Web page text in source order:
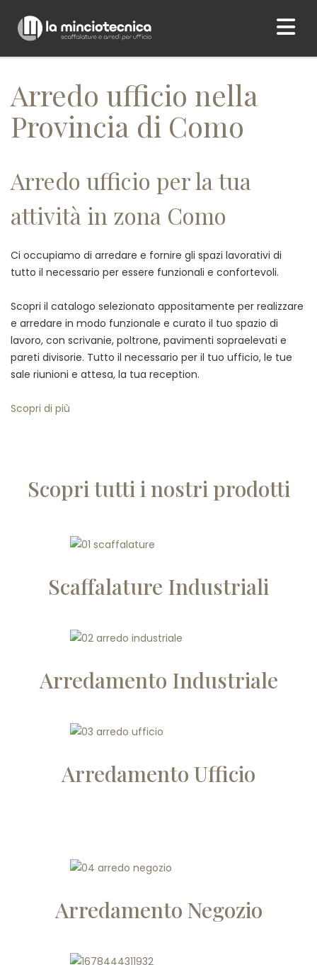
Home/ Arredo ufficio nella Provincia di Como
Arredo ufficio nella
Provincia di Como
Arredo ufficio per la tua
attività in zona Como
Ci occupiamo di arredare e fornire gli spazi lavorativi di
tutto il necessario per essere funzionali e confortevoli.
Scopri il catalogo selezionato appositamente per realizzare
e arredare in modo funzionale e curato il tuo spazio di
lavoro, con scrivanie, poltrone, pavimenti sopraelevati e
pareti divisorie. Tutto il necessario per il tuo ufficio, le tue
sale riunioni e attesa, la tua reception.
Scopri di più
Scopri tutti i nostri prodotti
Scaffalature Industriali
Arredamento Industriale
Arredamento Ufficio
Arredamento Negozio